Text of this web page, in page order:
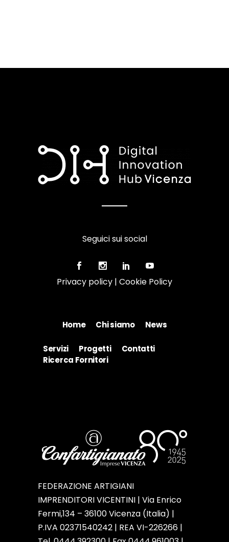
Home Chi siamo News
Seguici sui social
Privacy policy | Cookie Policy
Servizi Progetti
Contatti
Ricerca Fornitori
FEDERAZIONE ARTIGIANI
IMPRENDITORI VICENTINI | Via Enrico
Fermi,134 – 36100 Vicenza (Italia) |
P.IVA 02371540242 | REA VI-226266 |